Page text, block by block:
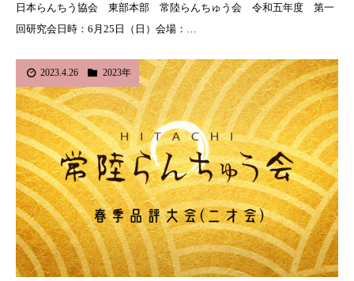
日本らんちう協会 東部本部 常陸らんちゅう会 令和五年度 第一
回研究会日時：6月25日（日）会場：…
2023.4.26 2023年